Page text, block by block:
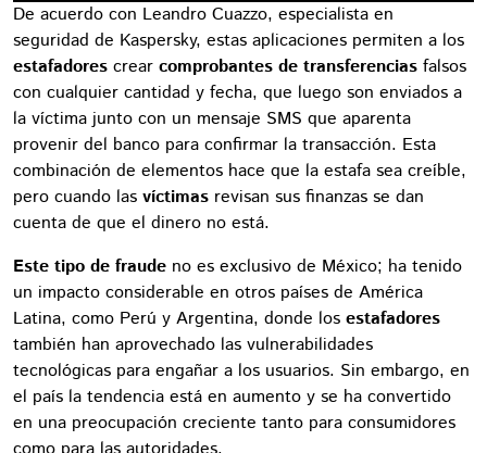
De acuerdo con Leandro Cuazzo, especialista en
seguridad de Kaspersky, estas aplicaciones permiten a los
estafadores crear comprobantes de transferencias falsos
con cualquier cantidad y fecha, que luego son enviados a
la víctima junto con un mensaje SMS que aparenta
provenir del banco para confirmar la transacción. Esta
combinación de elementos hace que la estafa sea creíble,
pero cuando las víctimas revisan sus finanzas se dan
cuenta de que el dinero no está.
Este tipo de fraude no es exclusivo de México; ha tenido
un impacto considerable en otros países de América
Latina, como Perú y Argentina, donde los estafadores
también han aprovechado las vulnerabilidades
tecnológicas para engañar a los usuarios. Sin embargo, en
el país la tendencia está en aumento y se ha convertido
en una preocupación creciente tanto para consumidores